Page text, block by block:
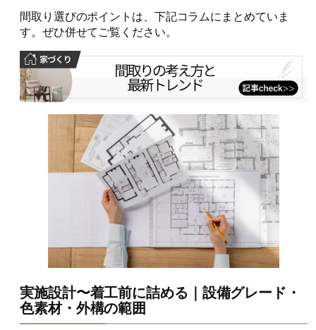
間取り選びのポイントは、下記コラムにまとめていま
す。ぜひ併せてご覧ください。
実施設計〜着工前に詰める｜設備グレード・
色素材・外構の範囲